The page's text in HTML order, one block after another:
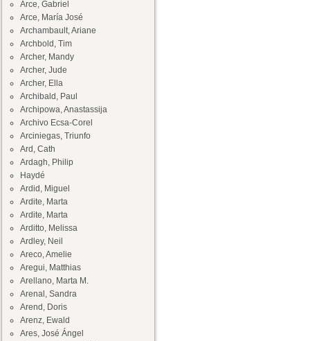
Arce, Gabriel
Arce, María José
Archambault, Ariane
Archbold, Tim
Archer, Mandy
Archer, Jude
Archer, Ella
Archibald, Paul
Archipowa, Anastassija
Archivo Ecsa-Corel
Arciniegas, Triunfo
Ard, Cath
Ardagh, Philip
Haydé
Ardid, Miguel
Ardite, Marta
Ardite, Marta
Arditto, Melissa
Ardley, Neil
Areco, Amelie
Aregui, Matthias
Arellano, Marta M.
Arenal, Sandra
Arend, Doris
Arenz, Ewald
Ares, José Ángel